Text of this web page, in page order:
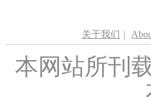
关于我们 |
本网站所刊